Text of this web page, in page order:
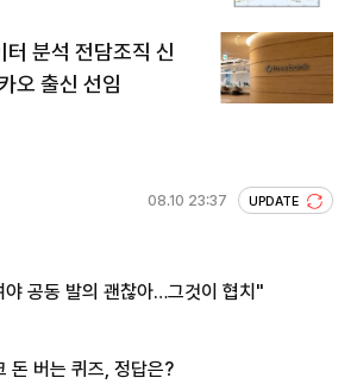
분석 전담조직 신
오 출신 선임
08.10 23:37 UPDATE
공동 발의 괜찮아…그것이 협치"
돈 버는 퀴즈, 정답은?